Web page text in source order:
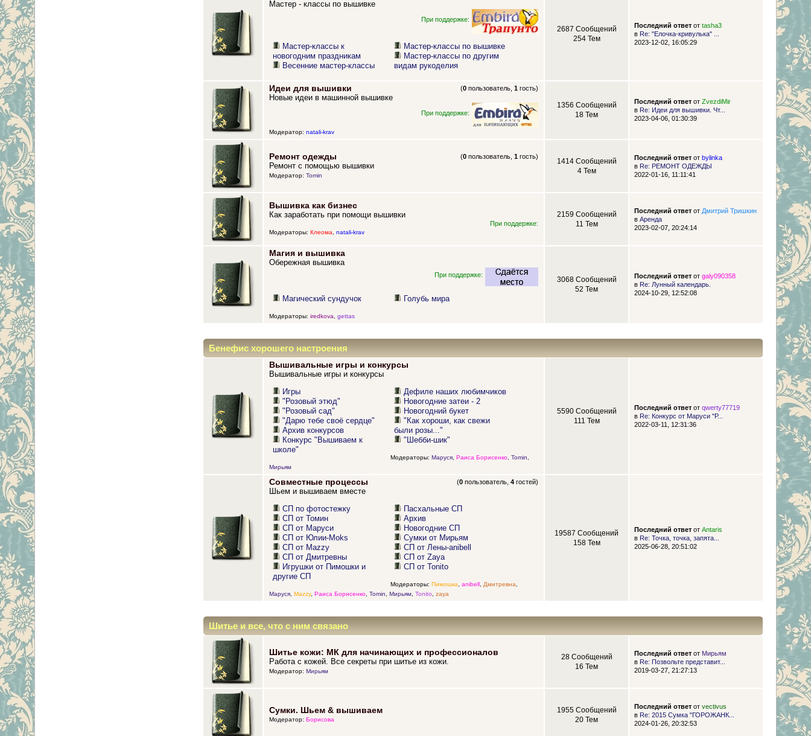
Мастер - классы по вышивке
При поддержке:
Мастер-классы к
новогодним праздникам
Весенние мастер-классы
Мастер-классы по вышивке
Мастер-классы по другим
видам рукоделия
2687 Сообщений
254 Тем
Последний ответот tasha3
в Re: "Елочка-кривулька" ...
2023-12-02, 16:05:29
Идеи для вышивки (0 пользователь,1 гость)
Новые идеи в машинной вышивке
При поддержке:
Модератор: natali-krav
1356 Сообщений
18 Тем
Последний ответот ZvezdiMir
в Re: Идеи для вышивки. Чт...
2023-04-06, 01:30:39
Ремонт одежды (0 пользователь,1 гость)
Ремонт с помощью вышивки
Модератор: Tomin
1414 Сообщений
4 Тем
Последний ответот bylinka
в Re: РЕМОНТ ОДЕЖДЫ
2022-01-16, 11:11:41
Вышивка как бизнес
Как заработать при помощи вышивки
При поддержке:
Модераторы: Клеома, natali-krav
2159 Сообщений
11 Тем
Последний ответот Дмитрий Тришкин
в Аренда
2023-02-07, 20:24:14
Магия и вышивка
Обережная вышивка
При поддержке:
Магический сундучок Голубь мира
Модераторы: iredkova gettas
3068 Сообщений
52 Тем
Последний ответот galy090358
в Re: Лунный календарь.
2024-10-29, 12:52:08
Бенефис хорошего настроения
Вышивальные игры и конкурсы
Вышивальные игры и конкурсы
Игры
"Розовый этюд"
"Розовый сад"
"Дарю тебе своё сердце"
Архив конкурсов
Конкурс "Вышиваем к
школе"
Дефиле наших любимчиков
Новогодние затеи - 2
Новогодний букет
"Как хороши, как свежи
были розы..."
"Шебби-шик"
Модераторы: Маруся, Раиса Борисенко, Tomin
Мирьям
5590 Сообщений
111 Тем
Последний ответот qwerty77719
в Re: Конкурс от Маруси "Р...
2022-03-11, 12:31:36
Совместные процессы (0 пользователь,4 гостей)
Шьем и вышиваем вместе
СП по фотостежку
СП от Томин
СП от Маруси
СП от Юлии-Moks
СП от Mazzy
СП от Дмитревны
Игрушки от Пимошки и
другие СП
Пасхальные СП
Архив
Новогодние СП
Сумки от Мирьям
СП от Лены-anibell
СП от Zaya
СП от Tonito
Модераторы: Пимошка anibell, Дмитревна
Маруся, Mazzy, Раиса Борисенко, Tomin Мирьям, Tonito zaya
19587 Сообщений
158 Тем
Последний ответот Antaris
в Re: Точка, точка, запята...
2025-06-28, 20:51:02
Шитье и все, что с ним связано
Шитье кожи: МК для начинающих и профессионалов
Работа с кожей. Все секреты при шитье из кожи.
Модератор: Мирьям
28 Сообщений
16 Тем
Последний ответот Мирьям
в Re: Позвольте представит...
2019-03-27, 21:27:13
Сумки. Шьем & вышиваем
Модератор: Борисова
1955 Сообщений
20 Тем
Последний ответот vectivus
в Re: 2015 Сумка "ГОРОЖАНК...
2024-01-26, 20:32:53